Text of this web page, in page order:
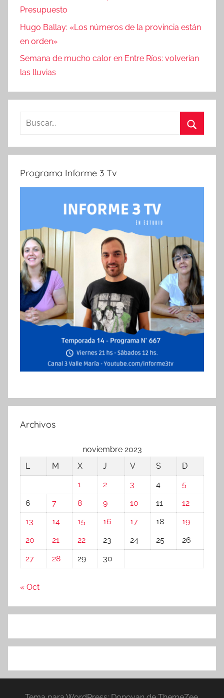
Presupuesto
Hugo Ballay: «Los números de la provincia están
en orden»
Semana de mucho calor en Entre Ríos: volverían
las lluvias
Buscar:
Programa Informe 3 Tv
Archivos
noviembre 2023
L
M X J V S
D
1
2 3 4
5
6
7 8 9 10 11
12
13
14 15 16 17 18
19
20
21 22 23 24 25
26
27
28 29 30
« Oct